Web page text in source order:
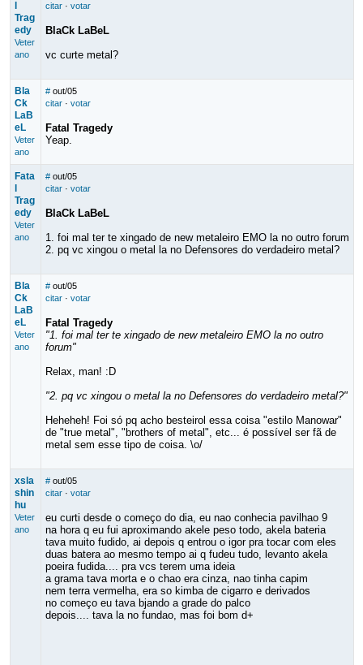
Trag
edy
Veter
ano
citar· votar
BlaCk LaBeL
vc curte metal?
Bla
Ck
LaB
eL
Veter
ano
# out/05
citar· votar
Fatal Tragedy
Yeap.
Fata
Trag
edy
Veter
ano
# out/05
citar· votar
BlaCk LaBeL
1. foi mal ter te xingado de new metaleiro EMO la no outro forum
2. pq vc xingou o metal la no Defensores do verdadeiro metal?
Bla
Ck
LaB
eL
Veter
ano
# out/05
citar· votar
Fatal Tragedy
"1. foi mal ter te xingado de new metaleiro EMO la no outro
forum"
Relax, man! :D
"2. pq vc xingou o metal la no Defensores do verdadeiro metal?"
Heheheh! Foi só pq acho besteirol essa coisa "estilo Manowar"
de "true metal", "brothers of metal", etc... é possível ser fã de
metal sem esse tipo de coisa. \o/
xsla
shin
hu
Veter
ano
# out/05
citar· votar
eu curti desde o começo do dia, eu nao conhecia pavilhao 9
na hora q eu fui aproximando akele peso todo, akela bateria
tava muito fudido, ai depois q entrou o igor pra tocar com eles
duas batera ao mesmo tempo ai q fudeu tudo, levanto akela
poeira fudida.... pra vcs terem uma ideia
a grama tava morta e o chao era cinza, nao tinha capim
nem terra vermelha, era so kimba de cigarro e derivados
no começo eu tava bjando a grade do palco
depois.... tava la no fundao, mas foi bom d+